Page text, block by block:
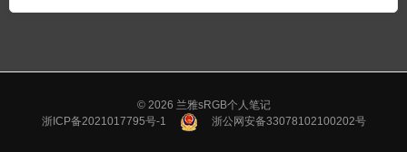
© 2026 兰雅sRGB个人笔记
浙ICP备2021017795号-1
浙公网安备33078102100202号